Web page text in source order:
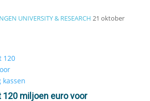
UNIVERSITY & RESEARCH 21 oktober
120 miljoen euro voor